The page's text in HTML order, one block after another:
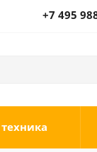
+7 495